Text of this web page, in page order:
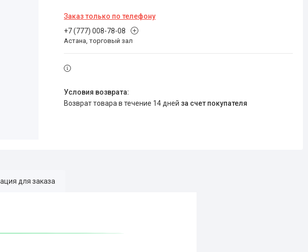
Заказ только по телефону
+7 (777) 008-78-08
Астана, торговый зал
возврат товара в течение 14 дней за счет покупателя
для заказа